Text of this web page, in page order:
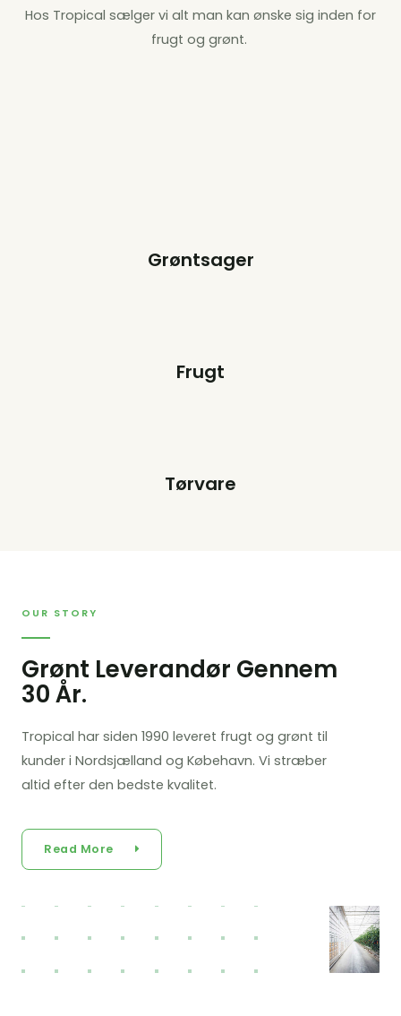
Hos Tropical sælger vi alt man kan ønske sig inden for
frugt og grønt.
Grøntsager
Frugt
Tørvare
OUR STORY
Grønt Leverandør Gennem
30 År.
Tropical har siden 1990 leveret frugt og grønt til
kunder i Nordsjælland og Købehavn. Vi stræber
altid efter den bedste kvalitet.
Read More